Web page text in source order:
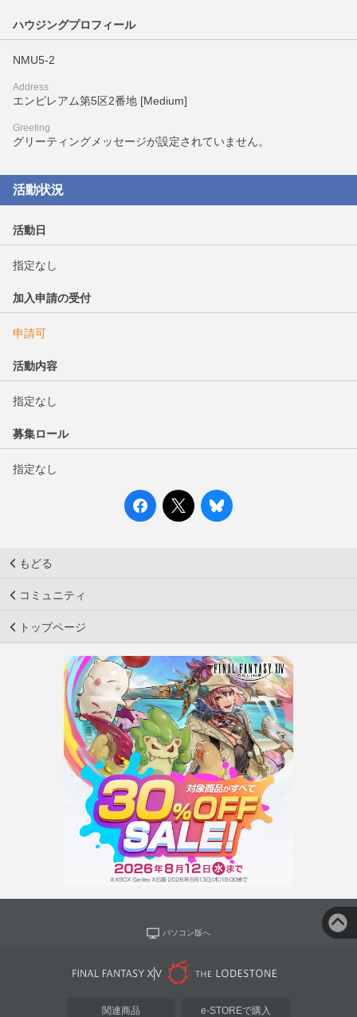
ハウジングプロフィール
NMU5-2
Address
エンピレアム第5区2番地 [Medium]
Greeting
グリーティングメッセージが設定されていません。
活動状況
活動日
指定なし
加入申請の受付
申請可
活動内容
指定なし
募集ロール
指定なし
もどる
コミュニティ
トップページ
パソコン版へ
関連商品 e-STOREで購入